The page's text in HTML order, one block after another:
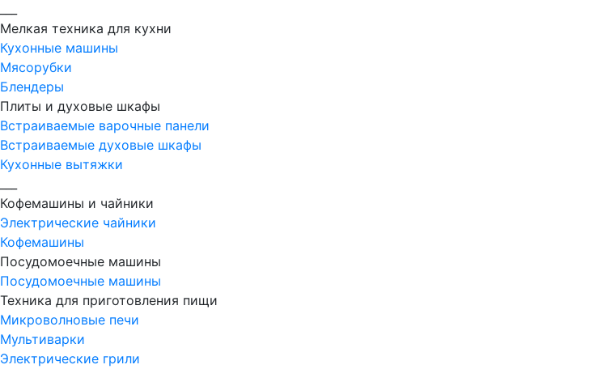
Мелкая техника для кухни
Кухонные машины
Мясорубки
Блендеры
Плиты и духовые шкафы
Встраиваемые варочные панели
Встраиваемые духовые шкафы
Кухонные вытяжки
Кофемашины и чайники
Электрические чайники
Кофемашины
Посудомоечные машины
Посудомоечные машины
Техника для приготовления пищи
Микроволновые печи
Мультиварки
Электрические грили